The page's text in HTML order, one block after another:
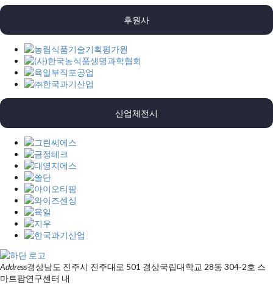
후원사
산업체전시
Address경상남도 진주시 진주대로 501 경상국립대학교 28동 304-2호 스
마트팜연구센터 내